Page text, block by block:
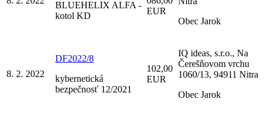
BLUEHELIX ALFA -
kotol KD
EUR
Obec Jarok
8. 2. 2022
DF2022/8
kybernetická
bezpečnosť 12/2021
102,00
EUR
IQ ideas, s.r.o., Na
Čerešňovom vrchu
1060/13, 94911 Nitra
Obec Jarok